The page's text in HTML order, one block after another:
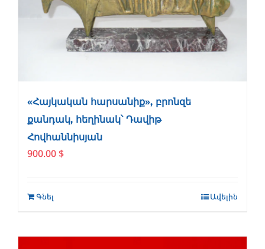
«Հայկական հարսանիք», բրոնզե
քանդակ, հեղինակ՝ Դավիթ
Հովհաննիսյան
900.00 $
Գնել Ավելին